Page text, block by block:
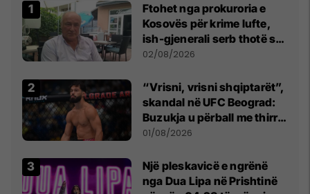
Ftohet nga prokuroria e
Kosovës për krime lufte,
ish-gjenerali serb thotë se
dikush e tradhtoi në
02/08/2026
“Vrisni, vrisni shqiptarët”,
skandal në UFC Beograd:
Buzukja u përball me thirrje
anti-shqiptare nga
01/08/2026
Një pleskavicë e ngrënë
nga Dua Lipa në Prishtinë